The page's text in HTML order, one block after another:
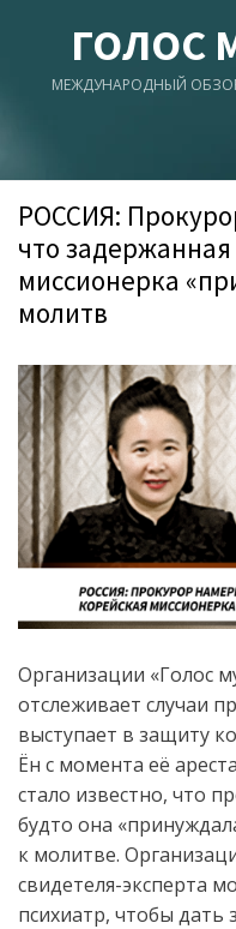
ГОЛОС
МЕЖДУНАРОДНЫЙ
РОССИЯ:
что
миссионерка
молитв
Организации «Голос
отслеживает случаи
выступает в защиту
Ён с момента её
стало известно, что
будто она
к молитве.
свидетеля-эксперта
психиатр, чтобы дать